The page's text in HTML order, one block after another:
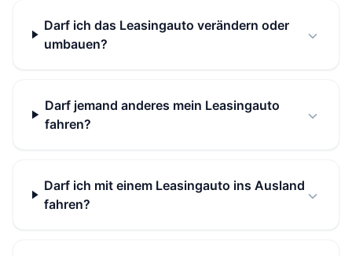
Darf ich das Leasingauto verändern oder
umbauen?
Darf jemand anderes mein Leasingauto
fahren?
Darf ich mit einem Leasingauto ins Ausland
fahren?